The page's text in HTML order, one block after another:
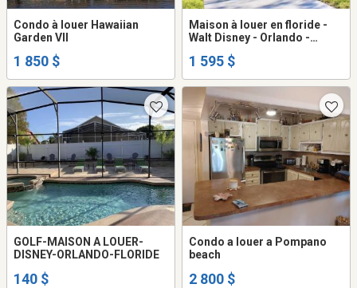
Condo à louer Hawaiian
Garden VII
1 850 $
Maison à louer en floride -
Walt Disney - Orlando -
1 595 $
GOLF-MAISON A LOUER-
DISNEY-ORLANDO-FLORIDE
140 $
Condo a louer a Pompano
beach
2 800 $